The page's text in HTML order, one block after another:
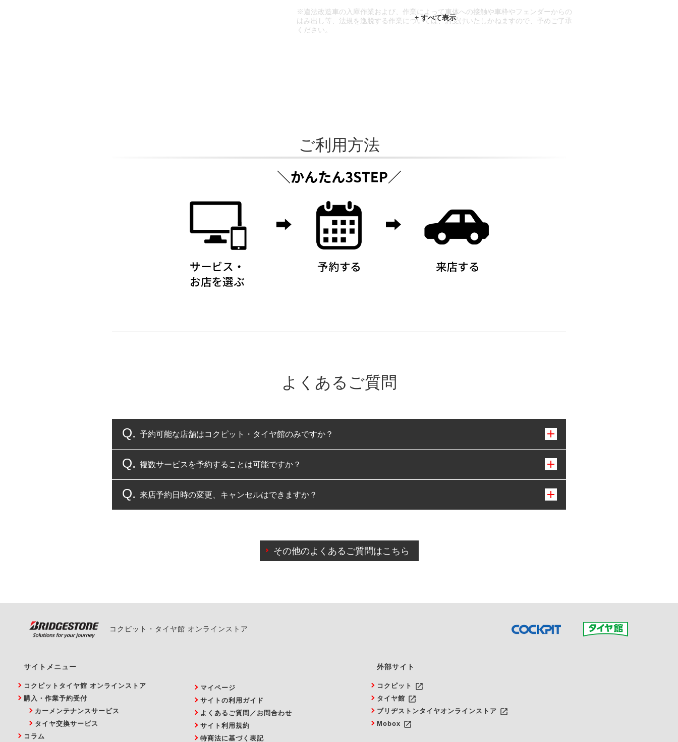
※違法改造車の入庫作業および、作業によって車体への接触や車枠やフェンダーからの
はみ出し等、法規を逸脱する作業については、お受けいたしかねますので、予めご了承
ください。
ご利用方法
よくあるご質問
予約可能な店舗はコクピット・タイヤ館のみですか？
コクピット・タイヤ館のみとなります。
複数サービスを予約することは可能ですか？
複数サービスのご予約は可能です。
来店予約日時の変更、キャンセルはできますか？
また、やむを得ない事由によりご予約のキャンセルをご希望の際は、直接ご予約いただいた店舗へご連絡くださ
その他のよくあるご質問はこちら
コクピット・タイヤ館 オンラインストア
サイトメニュー
コクピットタイヤ館 オンラインストア
購入・作業予約受付
カーメンテナンスサービス
タイヤ交換サービス
コラム
マイページ
サイトの利用ガイド
よくあるご質問／お問合わせ
サイト利用規約
特商法に基づく表記
外部サイト
コクピット launch
タイヤ館 launch
ブリヂストンタイヤオンラインストア launch
Mobox launch